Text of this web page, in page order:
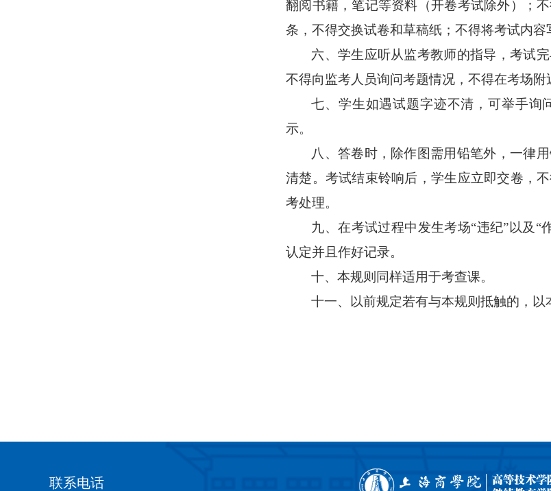
翻阅书籍，笔记等资料（开卷考试除外）；
条，不得交换试卷和草稿纸；不得将考试内容
六、学生应听从监考教师的指导，考试
不得向监考人员询问考题情况，不得在考场附
七、学生如遇试题字迹不清，可举手询
示。
八、答卷时，除作图需用铅笔外，一律
清楚。考试结束铃响后，学生应立即交卷，
考处理。
九、在考试过程中发生考场“违纪”以及 “
认定并且作好记录。
十、本规则同样适用于考查课。
十一、以前规定若有与本规则抵触的，以
联系电话